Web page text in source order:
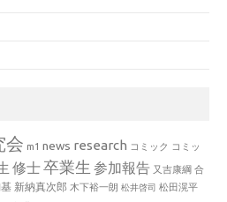
会 m1 news research コミック コミッ
修士卒業生 参加報告 又吉康綱 合
新納真次郎 木下裕一朗 松井啓司 松田滉平